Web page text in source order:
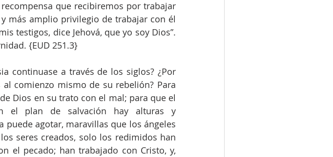
que recibiremos por trabajar
más amplio privilegio de trabajar con él
testigos, dice Jehová, que yo soy Dios”.
{EUD 251.3}
continuase a través de los siglos? ¿Por
comienzo mismo de su rebelión? Para
Dios en su trato con el mal; para que el
el plan de salvación hay alturas y
agotar, maravillas que los ángeles
seres creados, solo los redimidos han
el pecado; han trabajado con Cristo, y,